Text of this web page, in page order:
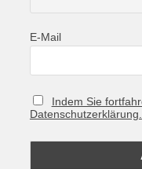
E-Mail
Indem Sie
Datenschutzerklärung.